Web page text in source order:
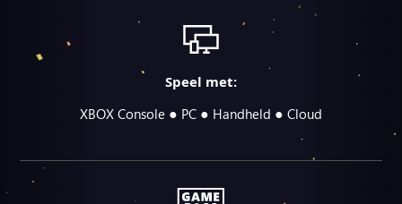
Speel met:
XBOX Console ● PC ● Handheld ● Cloud